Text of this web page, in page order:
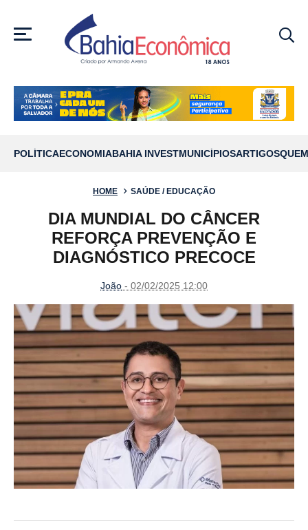
MENU
POLÍTICAECONOMIABAHIA INVESTMUNICÍPIOSARTIGOS
HOME SAÚDE / EDUCAÇÃO
DIA MUNDIAL DO CÂNCER
REFORÇA PREVENÇÃO E
DIAGNÓSTICO PRECOCE
João - 02/02/2025 12:00